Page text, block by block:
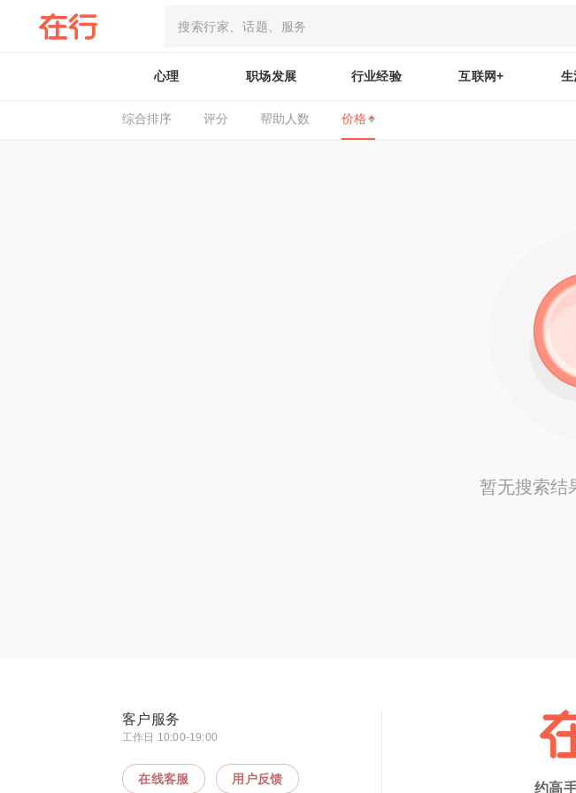
心理 职场发展 行业经验 互联网+ 生
综合排序 评分 帮助人数 价格
暂无搜索结
客户服务
工作日 10:00-19:00
在线客服 用户反馈
约高